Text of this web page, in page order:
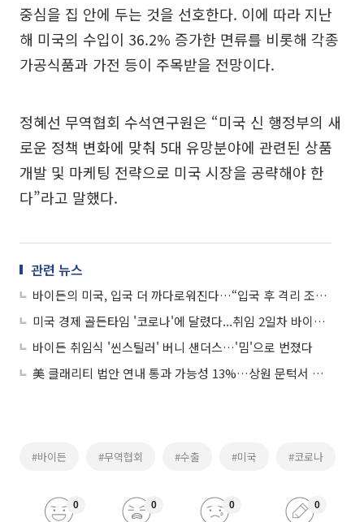
중심을 집 안에 두는 것을 선호한다. 이에 따라 지난
해 미국의 수입이 36.2% 증가한 면류를 비롯해 각종
가공식품과 가전 등이 주목받을 전망이다.
정혜선 무역협회 수석연구원은 “미국 신 행정부의 새
로운 정책 변화에 맞춰 5대 유망분야에 관련된 상품
개발 및 마케팅 전략으로 미국 시장을 공략해야 한
다”라고 말했다.
관련 뉴스
바이든의 미국, 입국 더 까다로워진다…“입국 후 격리 조치”
미국 경제 골든타임 '코로나'에 달렸다...취임 2일차 바이든, 행정명령 10건 서명
바이든 취임식 '씬스틸러' 버니 샌더스…'밈'으로 번졌다
美 클래리티 법안 연내 통과 가능성 13%…상원 문턱서 제동
#바이든 #무역협회 #수출 #미국 #코로나
0 0 0 0